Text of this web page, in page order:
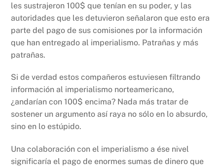
les sustrajeron 100$ que tenían en su poder, y las
autoridades que les detuvieron señalaron que esto era
parte del pago de sus comisiones por la información
que han entregado al imperialismo. Patrañas y más
patrañas.
Si de verdad estos compañeros estuviesen filtrando
información al imperialismo norteamericano,
¿andarían con 100$ encima? Nada más tratar de
sostener un argumento así raya no sólo en lo absurdo,
sino en lo estúpido.
Una colaboración con el imperialismo a ése nivel
significaría el pago de enormes sumas de dinero que